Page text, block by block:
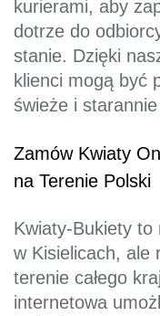
kurierami, aby
dotrze do
stanie. Dzięki
klienci mogą być
świeże i
Zamów Kwiaty
na Terenie Polski
Kwiaty-Bukiety to
w Kisielicach, ale
terenie całego
internetowa